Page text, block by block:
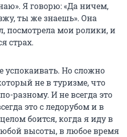
Я говорю: «Да ничем,
ты же знаешь». Она
посмотрела мои ролики, и
страх.
успокаивать. Но сложно
не в туризме, что
разному. И не всегда это
это с ледорубом и в
боится, когда я иду в
высоты, в любое время